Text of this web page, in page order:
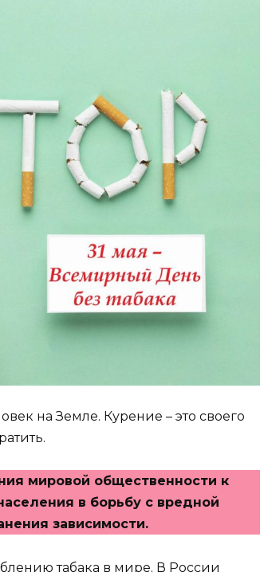
на Земле. Курение – это своего
мировой общественности к
в борьбу с вредной
зависимости.
табака в мире. В России